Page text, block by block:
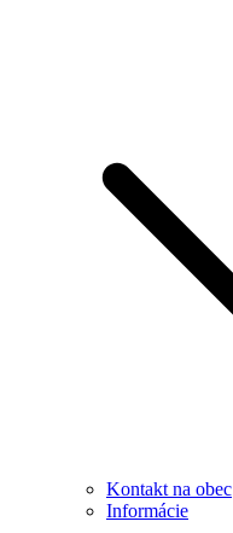
Kontakt na obec
Informácie